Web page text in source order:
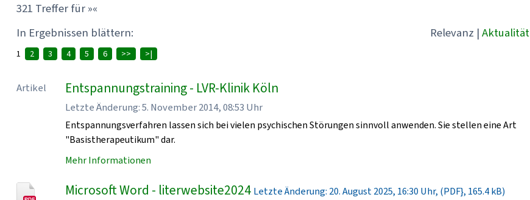
321 Treffer für »«
In Ergebnissen blättern:
Relevanz | Aktualität
1 2 3 4 5 6 >> >|
Artikel Entspannungstraining - LVR-Klinik Köln
Letzte Änderung: 5. November 2014, 08:53 Uhr
Entspannungsverfahren lassen sich bei vielen psychischen Störungen sinnvoll anwenden. Sie stellen eine Art
"Basistherapeutikum" dar.
Mehr Informationen
Microsoft Word - literwebsite2024 Letzte Änderung: 20. August 2025, 16:30 Uhr, (PDF}, 165.4 kB)